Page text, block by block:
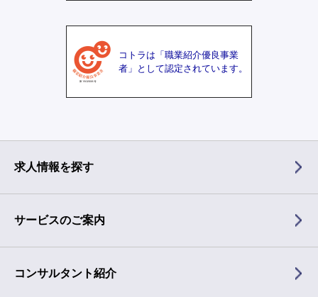
コトラは「職業紹介優良事業
者」として認定されています。
求人情報を探す
サービスのご案内
コンサルタント紹介